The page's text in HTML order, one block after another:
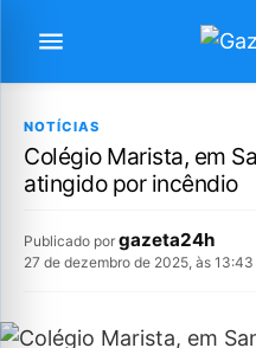
NOTÍCIAS
Colégio Marista, em
atingido por incêndio
Publicado por gazeta24h
27 de dezembro de 2025, às 13:43